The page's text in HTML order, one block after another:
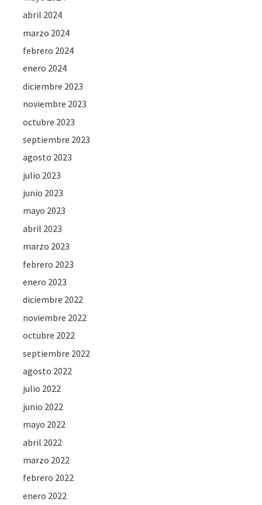
abril 2024
marzo 2024
febrero 2024
enero 2024
diciembre 2023
noviembre 2023
octubre 2023
septiembre 2023
agosto 2023
julio 2023
junio 2023
mayo 2023
abril 2023
marzo 2023
febrero 2023
enero 2023
diciembre 2022
noviembre 2022
octubre 2022
septiembre 2022
agosto 2022
julio 2022
junio 2022
mayo 2022
abril 2022
marzo 2022
febrero 2022
enero 2022